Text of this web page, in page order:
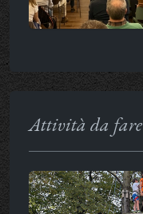
Attività da fare